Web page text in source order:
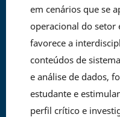
em cenários que se
operacional do setor
favorece a
conteúdos de
e análise de dados,
estudante e
perfil crítico e